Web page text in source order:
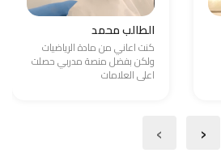
الطالب محمد
كنت اعاني من مادة الرياضيات
ولكن بفضل منصة مدربي حصلت
اعلى العلامات
‹
›